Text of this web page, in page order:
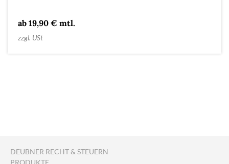
ab 19,90 € mtl.
zzgl. USt
DEUBNER RECHT & STEUERN
PRODUKTE